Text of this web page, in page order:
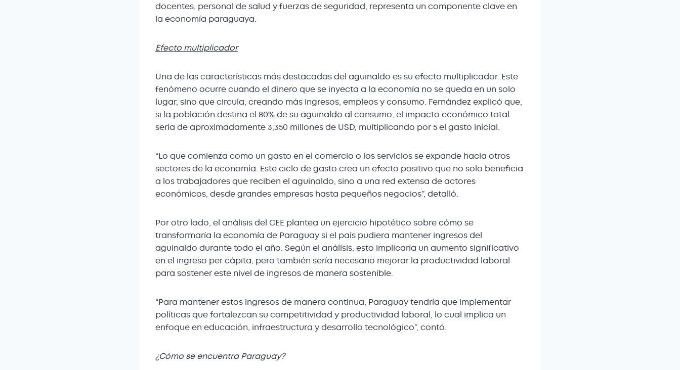
docentes, personal de salud y fuerzas de seguridad, representa un componente clave en
la economía paraguaya.
Efecto multiplicador
Una de las características más destacadas del aguinaldo es su efecto multiplicador. Este
fenómeno ocurre cuando el dinero que se inyecta a la economía no se queda en un solo
lugar, sino que circula, creando más ingresos, empleos y consumo. Fernández explicó que,
si la población destina el 80% de su aguinaldo al consumo, el impacto económico total
sería de aproximadamente 3,350 millones de USD, multiplicando por 5 el gasto inicial.
“Lo que comienza como un gasto en el comercio o los servicios se expande hacia otros
sectores de la economía. Este ciclo de gasto crea un efecto positivo que no solo beneficia
a los trabajadores que reciben el aguinaldo, sino a una red extensa de actores
económicos, desde grandes empresas hasta pequeños negocios”, detalló.
Por otro lado, el análisis del CEE plantea un ejercicio hipotético sobre cómo se
transformaría la economía de Paraguay si el país pudiera mantener ingresos del
aguinaldo durante todo el año. Según el análisis, esto implicaría un aumento significativo
en el ingreso per cápita, pero también sería necesario mejorar la productividad laboral
para sostener este nivel de ingresos de manera sostenible.
“Para mantener estos ingresos de manera continua, Paraguay tendría que implementar
políticas que fortalezcan su competitividad y productividad laboral, lo cual implica un
enfoque en educación, infraestructura y desarrollo tecnológico”, contó.
¿Cómo se encuentra Paraguay?